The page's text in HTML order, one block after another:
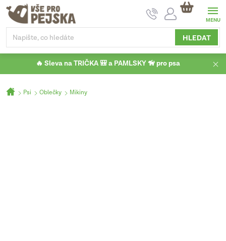
Přejít
obsah
HLEDAT
NÁKUPNÍ
KOŠÍK
🔥 Sleva na TRIČKA 🎒 a PAMLSKY 🦮 pro psa
Domů
Psi Oblečky Mikiny